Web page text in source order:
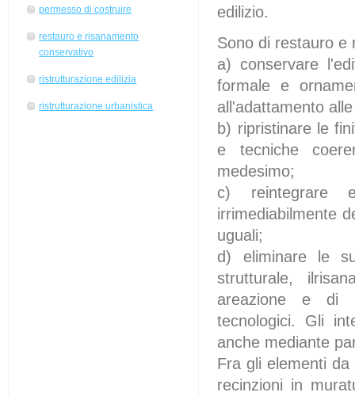
permesso di costruire
restauro e risanamento
conservativo
ristrutturazione edilizia
ristrutturazione urbanistica
edilizio.
Sono di restauro e
a) conservare
formale e
all'adattamento
b) ripristinare le
e tecniche
medesimo;
c) reintegrare
irrimediabilmente
uguali;
d) eliminare le
strutturale,
areazione e di
tecnologici. Gli
anche mediante
Fra gli elementi
recinzioni in